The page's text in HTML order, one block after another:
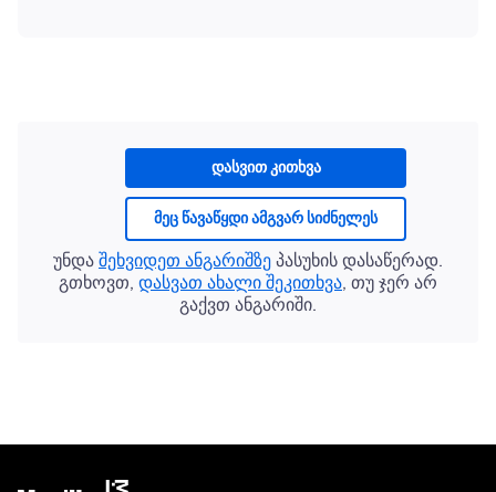
დასვით კითხვა
მეც წავაწყდი ამგვარ სიძნელეს
უნდა შეხვიდეთ ანგარიშზე პასუხის დასაწერად.
გთხოვთ, დასვათ ახალი შეკითხვა, თუ ჯერ არ
გაქვთ ანგარიში.